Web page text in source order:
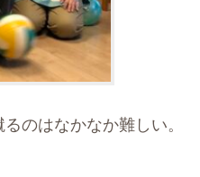
のはなかなか難しい。